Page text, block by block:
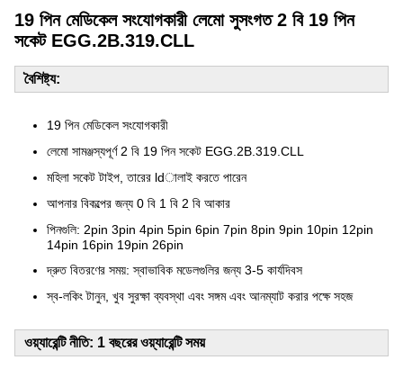
19 পিন মেডিকেল সংযোগকারী লেমো সুসংগত 2 বি 19 পিন
সকেট EGG.2B.319.CLL
বৈশিষ্ট্য:
19 পিন মেডিকেল সংযোগকারী
লেমো সামঞ্জস্যপূর্ণ 2 বি 19 পিন সকেট EGG.2B.319.CLL
মহিলা সকেট টাইপ, তারের ldালাই করতে পারেন
আপনার বিকল্পের জন্য 0 বি 1 বি 2 বি আকার
পিনগুলি: 2pin 3pin 4pin 5pin 6pin 7pin 8pin 9pin 10pin 12pin
14pin 16pin 19pin 26pin
দ্রুত বিতরণের সময়: স্বাভাবিক মডেলগুলির জন্য 3-5 কার্যদিবস
স্ব-লকিং টানুন, খুব সুরক্ষা ব্যবস্থা এবং সঙ্গম এবং আনম্যাট করার পক্ষে সহজ
ওয়্যারেন্টি নীতি: 1 বছরের ওয়্যারেন্টি সময়